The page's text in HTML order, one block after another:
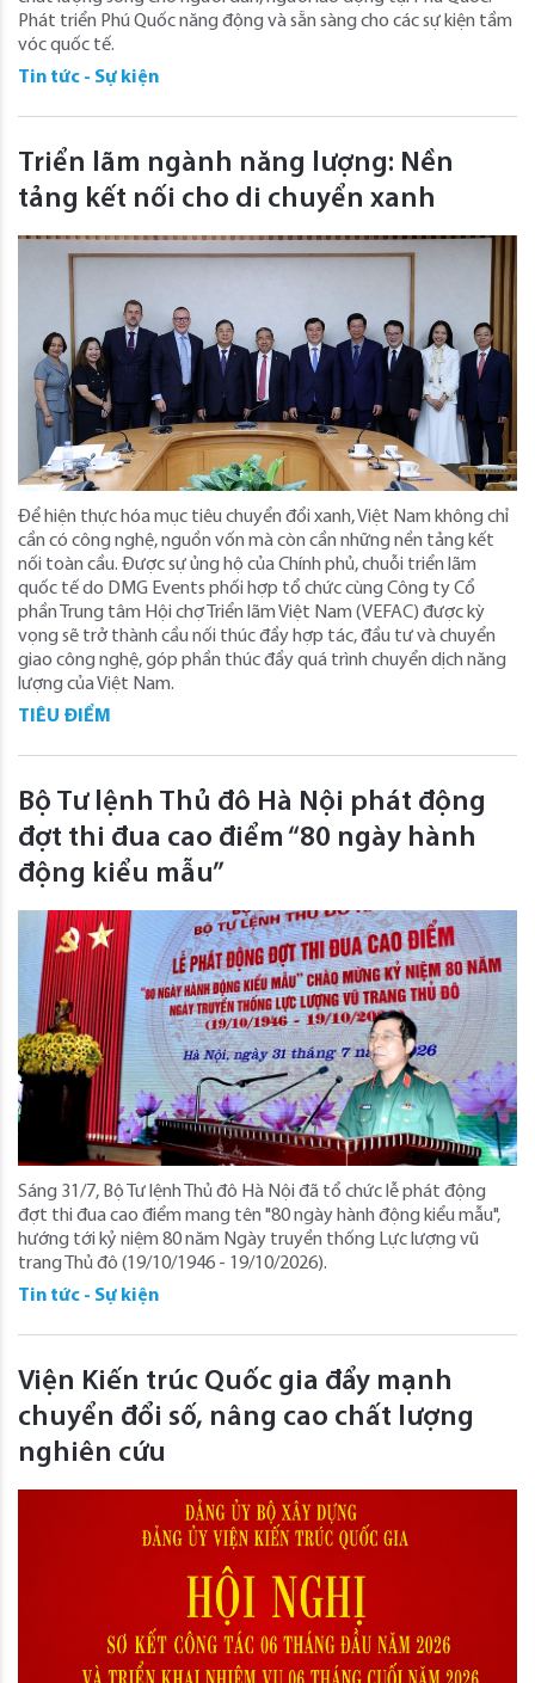
Phát triển Phú Quốc năng động và sẵn sàng cho các sự kiện tầm
vóc quốc tế.
Tin tức - Sự kiện
Triển lãm ngành năng lượng: Nền
tảng kết nối cho di chuyển xanh
Để hiện thực hóa mục tiêu chuyển đổi xanh, Việt Nam không chỉ
cần có công nghệ, nguồn vốn mà còn cần những nền tảng kết
nối toàn cầu. Được sự ủng hộ của Chính phủ, chuỗi triển lãm
quốc tế do DMG Events phối hợp tổ chức cùng Công ty Cổ
phần Trung tâm Hội chợ Triển lãm Việt Nam (VEFAC) được kỳ
vọng sẽ trở thành cầu nối thúc đẩy hợp tác, đầu tư và chuyển
giao công nghệ, góp phần thúc đẩy quá trình chuyển dịch năng
lượng của Việt Nam.
TIÊU ĐIỂM
Bộ Tư lệnh Thủ đô Hà Nội phát động
đợt thi đua cao điểm “80 ngày hành
động kiểu mẫu”
Sáng 31/7, Bộ Tư lệnh Thủ đô Hà Nội đã tổ chức lễ phát động
đợt thi đua cao điểm mang tên "80 ngày hành động kiểu mẫu",
hướng tới kỷ niệm 80 năm Ngày truyền thống Lực lượng vũ
trang Thủ đô (19/10/1946 - 19/10/2026).
Tin tức - Sự kiện
Viện Kiến trúc Quốc gia đẩy mạnh
chuyển đổi số, nâng cao chất lượng
nghiên cứu